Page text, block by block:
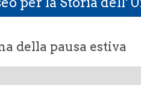
della pausa estiva